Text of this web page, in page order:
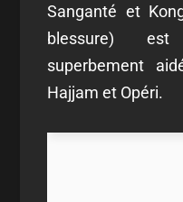
Sanganté et
blessure) est
superbement
Hajjam et Opéri.